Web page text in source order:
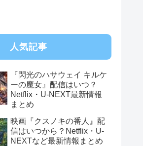
人気記事
『閃光のハサウェイ キルケ
ーの魔女』配信はいつ？
Netflix・U-NEXT最新情報
まとめ
映画『クスノキの番人』配
信はいつから？Netflix・U-
NEXTなど最新情報まとめ